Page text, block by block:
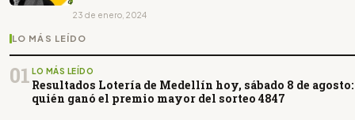
23 de enero, 2024
LO MÁS LEÍDO
01 LO MÁS LEÍDO
Resultados Lotería de Medellín hoy, sábado 8 de agosto:
quién ganó el premio mayor del sorteo 4847